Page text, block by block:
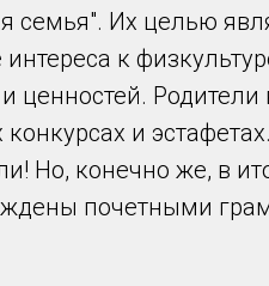
семья". Их целью
к
ценностей.
конкурсах и
Но, конечно же, в
почетными